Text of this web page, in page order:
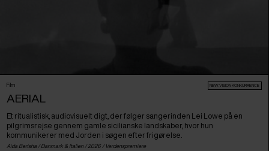
Film NEW:VISION KONKURRENCE
AERIAL
Et ritualistisk, audiovisuelt digt, der følger sangerinden Lei Lowe på en
pilgrimsrejse gennem gamle sicilianske landskaber, hvor hun
kommunikerer med Jorden i søgen efter frigørelse.
Aida Berisha / Danmark & Italien / 2026 / Verdenspremiere